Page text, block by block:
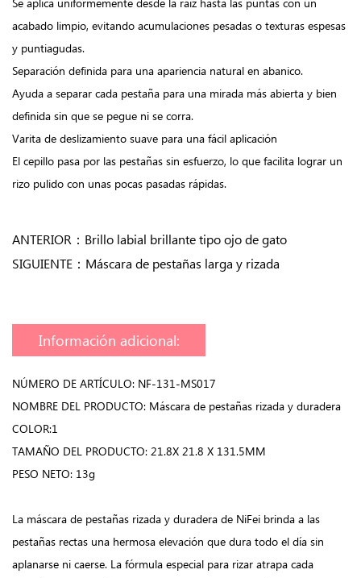
acabado limpio, evitando acumulaciones pesadas o texturas espesas
y puntiagudas.
Separación definida para una apariencia natural en abanico.
Ayuda a separar cada pestaña para una mirada más abierta y bien
definida sin que se pegue ni se corra.
Varita de deslizamiento suave para una fácil aplicación
El cepillo pasa por las pestañas sin esfuerzo, lo que facilita lograr un
rizo pulido con unas pocas pasadas rápidas.
ANTERIOR： Brillo labial brillante tipo ojo de gato
SIGUIENTE： Máscara de pestañas larga y rizada
Información adicional:
NÚMERO DE ARTÍCULO: NF-131-MS017
NOMBRE DEL PRODUCTO: Máscara de pestañas rizada y duradera
COLOR:1
TAMAÑO DEL PRODUCTO: 21.8X 21.8 X 131.5MM
PESO NETO: 13g
La máscara de pestañas rizada y duradera de NiFei brinda a las
pestañas rectas una hermosa elevación que dura todo el día sin
aplanarse ni caerse. La fórmula especial para rizar atrapa cada